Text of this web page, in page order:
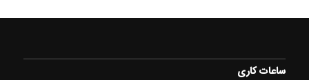
ساعات کاری